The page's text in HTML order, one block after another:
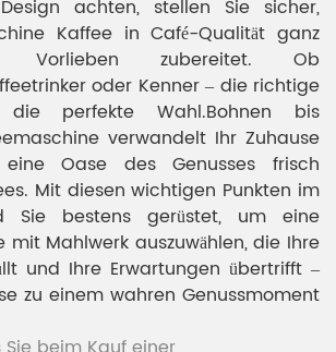
achten, stellen Sie sicher,
Kaffee in Café-Qualität ganz
Vorlieben zubereitet. Ob
oder Kenner – die richtige
perfekte Wahl.Bohnen bis
verwandelt Ihr Zuhause
Oase des Genusses frisch
Mit diesen wichtigen Punkten im
Sie bestens gerüstet, um eine
mit Mahlwerk auszuwählen, die Ihre
und Ihre Erwartungen übertrifft –
zu einem wahren Genussmoment